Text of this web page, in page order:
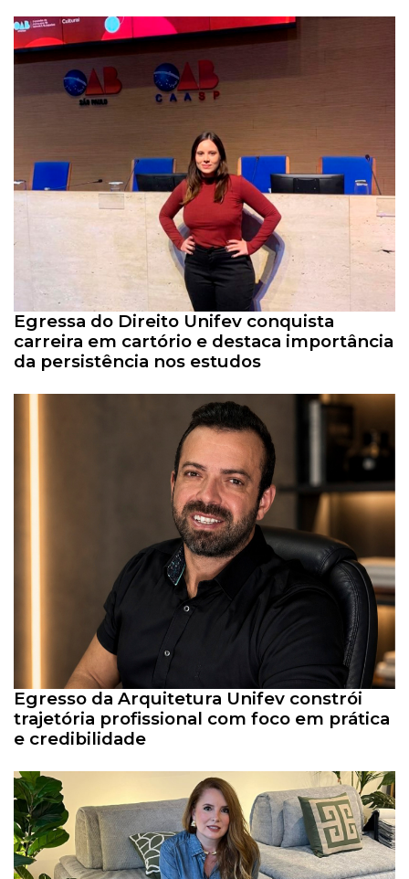
Egressa do Direito Unifev conquista
carreira em cartório e destaca importância
da persistência nos estudos
Egresso da Arquitetura Unifev constrói
trajetória profissional com foco em prática
e credibilidade